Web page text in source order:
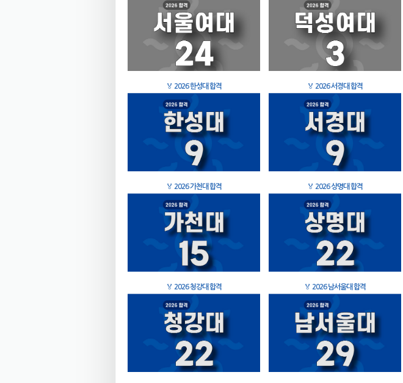
🏅 2026 한성대 합격 🏅 2026 서경대 합격
🏅 2026 가천대 합격 🏅 2026 상명대 합격
🏅 2026 청강대 합격 🏅 2026 남서울대 합격